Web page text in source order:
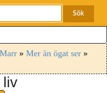
Sök
» Mer än ögat ser »
liv